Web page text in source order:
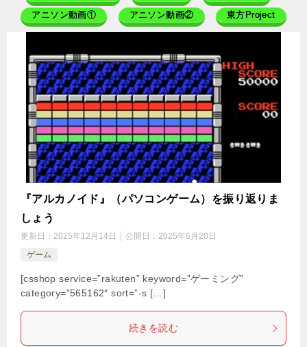
アニソン動画① アニソン動画② 東方Project
『アルカノイド』（パソコンゲーム）を振り返りま
しょう
更新日： 2025年12月14日 公開日： 2025年6月20日
ゲーム
[csshop service=”rakuten” keyword=”ゲーミング”
category=”565162″ sort=”-s […]
続きを読む